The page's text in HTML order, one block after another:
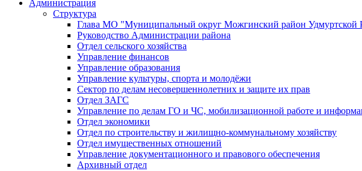
Администрация
Структура
Глава МО "Муниципальный округ Можгинский район Удмуртской
Руководство Администрации района
Отдел сельского хозяйства
Управление финансов
Управление образования
Управление культуры, спорта и молодёжи
Сектор по делам несовершеннолетних и защите их прав
Отдел ЗАГС
Управление по делам ГО и ЧС, мобилизационной работе и
Отдел экономики
Отдел по строительству и жилищно-коммунальному хозяйству
Отдел имущественных отношений
Управление документационного и правового обеспечения
Архивный отдел